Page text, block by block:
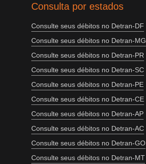
Consulta por estados
Consulte seus débitos no Detran-DF
Consulte seus débitos no Detran-MG
Consulte seus débitos no Detran-PR
Consulte seus débitos no Detran-SC
Consulte seus débitos no Detran-PE
Consulte seus débitos no Detran-CE
Consulte seus débitos no Detran-AP
Consulte seus débitos no Detran-AC
Consulte seus débitos no Detran-GO
Consulte seus débitos no Detran-MT